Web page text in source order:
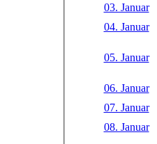
03. Januar
04. Januar
05. Januar
06. Januar
07. Januar
08. Januar